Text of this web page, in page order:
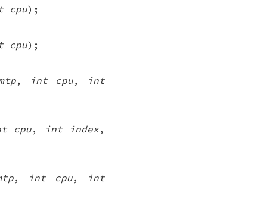
cpu);
cpu);
, int cpu,
int
cpu, int index,
, int cpu,
int